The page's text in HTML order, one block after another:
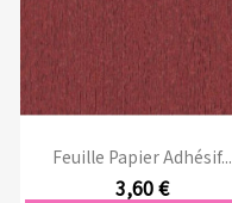
Feuille Papier Adhésif...
3,60 €